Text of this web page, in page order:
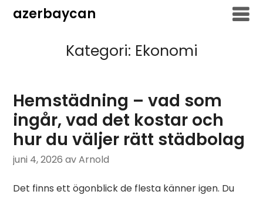
azerbaycan
Kategori: Ekonomi
Hemstädning – vad som
ingår, vad det kostar och
hur du väljer rätt städbolag
juni 4, 2026 av Arnold
Det finns ett ögonblick de flesta känner igen. Du